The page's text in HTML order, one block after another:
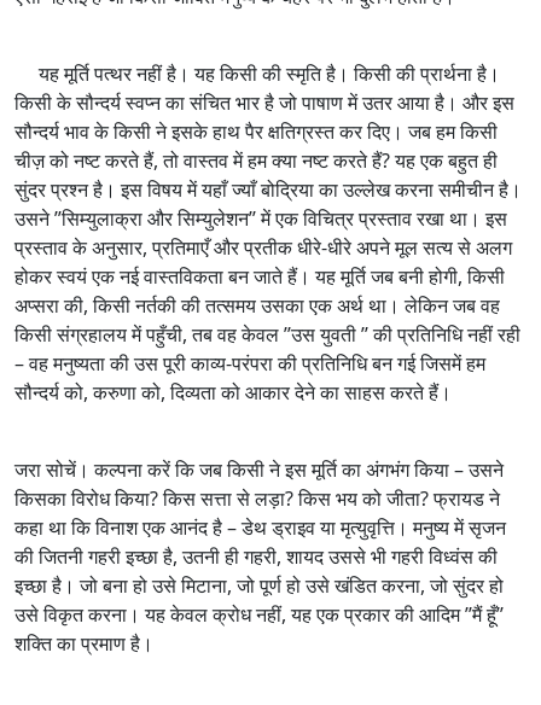
यह मूर्ति पत्थर नहीं है। यह किसी की स्मृति है। किसी की प्रार्थना है।
किसी के सौन्दर्य स्वप्न का संचित भार है जो पाषाण में उतर आया है। और इस
सौन्दर्य भाव के किसी ने इसके हाथ पैर क्षतिग्रस्त कर दिए। जब हम किसी
चीज़ को नष्ट करते हैं, तो वास्तव में हम क्या नष्ट करते हैं? यह एक बहुत ही
सुंदर प्रश्न है। इस विषय में यहाँ ज्याँ बोद्रिया का उल्लेख करना समीचीन है।
उसने ’’सिम्युलाक्रा और सिम्युलेशन’’ में एक विचित्र प्रस्ताव रखा था। इस
प्रस्ताव के अनुसार, प्रतिमाएँ और प्रतीक धीरे-धीरे अपने मूल सत्य से अलग
होकर स्वयं एक नई वास्तविकता बन जाते हैं। यह मूर्ति जब बनी होगी, किसी
अप्सरा की, किसी नर्तकी की तत्समय उसका एक अर्थ था। लेकिन जब वह
किसी संग्रहालय में पहुँची, तब वह केवल ’’उस युवती ’’ की प्रतिनिधि नहीं रही
– वह मनुष्यता की उस पूरी काव्य-परंपरा की प्रतिनिधि बन गई जिसमें हम
सौन्दर्य को, करुणा को, दिव्यता को आकार देने का साहस करते हैं।
जरा सोचें। कल्पना करें कि जब किसी ने इस मूर्ति का अंगभंग किया – उसने
किसका विरोध किया? किस सत्ता से लड़ा? किस भय को जीता? फ्रायड ने
कहा था कि विनाश एक आनंद है – डेथ ड्राइव या मृत्युवृत्ति। मनुष्य में सृजन
की जितनी गहरी इच्छा है, उतनी ही गहरी, शायद उससे भी गहरी विध्वंस की
इच्छा है। जो बना हो उसे मिटाना, जो पूर्ण हो उसे खंडित करना, जो सुंदर हो
उसे विकृत करना। यह केवल क्रोध नहीं, यह एक प्रकार की आदिम ’’मैं हूँ’’
शक्ति का प्रमाण है।